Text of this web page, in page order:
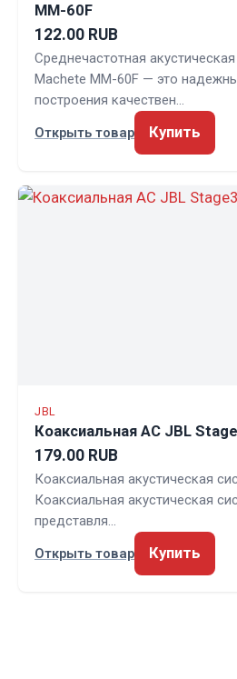
MM-60F
122.00 RUB
Среднечастотная
Machete MM-60F — это
построения качествен…
Открыть товар
Купить
JBL
Коаксиальная АС JBL
179.00 RUB
Коаксиальная акустическая
Коаксиальная акустическая
представля…
Открыть товар
Купить